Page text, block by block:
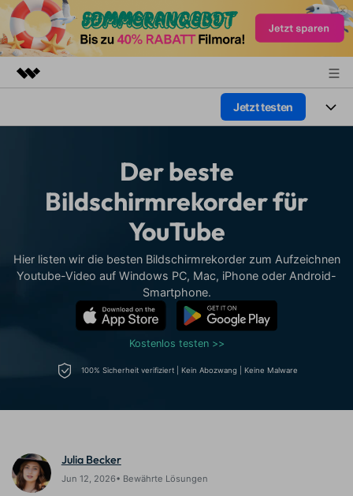
Lösungen
Shop
Jetzt testen
Funktionen
Audio
Soziale Medien
Lifestyle & Spaß
Ressourcen
Video-Prompts
Prompts – schnell ähnliche
Videos erstellen
Meisterkurs
Beherrschen Sie
fortgeschrittene
Videobearbeitungsfähigkeiten
Lernen, ausdrücken und
erweitern Sie Ihre
Videobearbeitungs-
Spezialeffekt erzeugen
Hilfe-Center
Kunden-Support
Über Uns Bewertungen
Suchen
Der beste
Bildschirmrekorder für
YouTube
Hier listen wir die besten Bildschirmrekorder zum Aufzeichnen
Youtube-Video auf Windows PC, Mac, iPhone oder Android-
Smartphone.
Kostenlos testen >>
100% Sicherheit verifiziert | Kein Abozwang | Keine Malware
Julia Becker
Jun 12, 2026• Bewährte Lösungen